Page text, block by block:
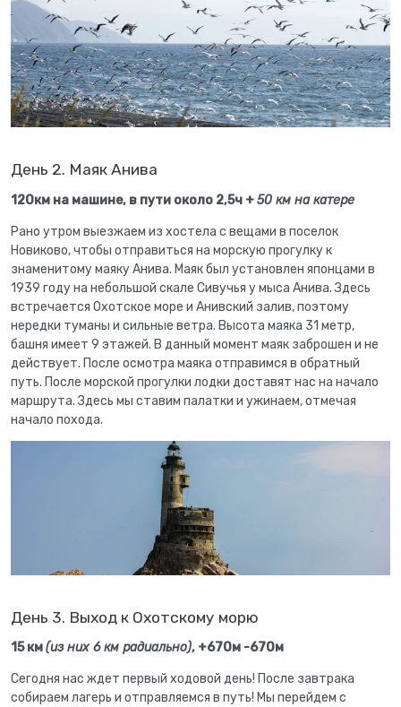
День 2. Маяк Анива
120км на машине, в пути около 2,5ч +50 км на катере
Рано утром выезжаем из хостела с вещами в поселок
Новиково, чтобы отправиться на морскую прогулку к
знаменитому маяку Анива. Маяк был установлен японцами в
1939 году на небольшой скале Сивучья у мыса Анива. Здесь
встречается Охотское море и Анивский залив, поэтому
нередки туманы и сильные ветра. Высота маяка 31 метр,
башня имеет 9 этажей. В данный момент маяк заброшен и не
действует. После осмотра маяка отправимся в обратный
путь. После морской прогулки лодки доставят нас на начало
маршрута. Здесь мы ставим палатки и ужинаем, отмечая
начало похода.
День 3. Выход к Охотскому морю
15 км(из них 6 км радиально), +670м -670м
Сегодня нас ждет первый ходовой день! После завтрака
собираем лагерь и отправляемся в путь! Мы перейдем с